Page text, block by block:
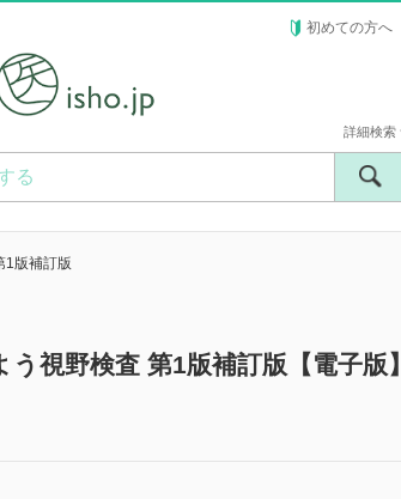
初めての方へ
詳細検索
1版補訂版
視野検査 第1版補訂版【電子版】